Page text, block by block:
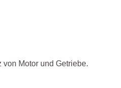
Motor und Getriebe.